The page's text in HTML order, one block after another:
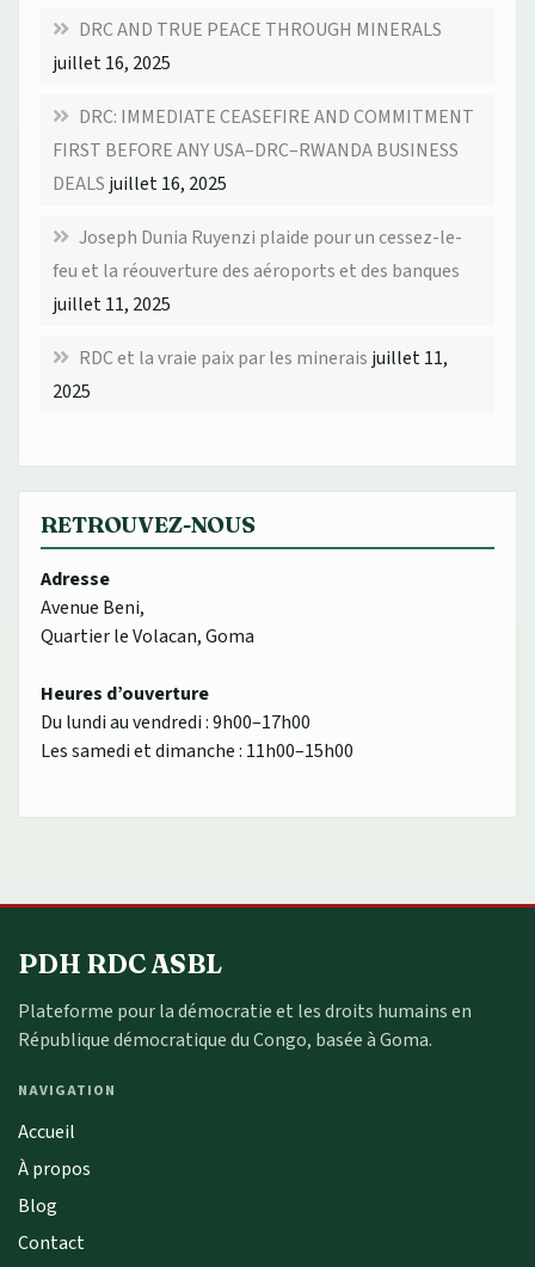
DRC AND TRUE PEACE THROUGH MINERALS
juillet 16, 2025
DRC: IMMEDIATE CEASEFIRE AND COMMITMENT
FIRST BEFORE ANY USA–DRC–RWANDA BUSINESS
DEALS juillet 16, 2025
Joseph Dunia Ruyenzi plaide pour un cessez-le-
feu et la réouverture des aéroports et des banques
juillet 11, 2025
RDC et la vraie paix par les minerais juillet 11,
2025
RETROUVEZ-NOUS
Adresse
Avenue Beni,
Quartier le Volacan, Goma
Heures d’ouverture
Du lundi au vendredi : 9h00–17h00
Les samedi et dimanche : 11h00–15h00
PDH RDC ASBL
Plateforme pour la démocratie et les droits humains en
République démocratique du Congo, basée à Goma.
NAVIGATION
Accueil
À propos
Blog
Contact